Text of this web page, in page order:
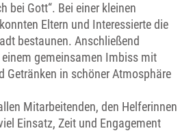
bei Gott“. Bei einer kleinen
Eltern und Interessierte die
bestaunen. Anschließend
einem gemeinsamen Imbiss mit
Getränken in schöner Atmosphäre
Mitarbeitenden, den Helferinnen
Einsatz, Zeit und Engagement